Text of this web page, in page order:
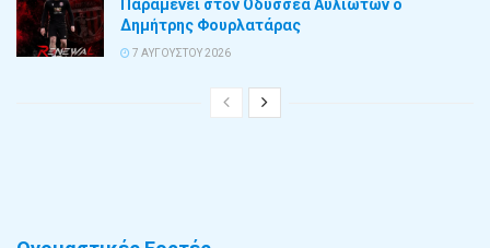
Παραμένει στον Οδυσσέα Αυλιωτών ο
Δημήτρης Φουρλατάρας
7 ΑΥΓΟΎΣΤΟΥ 2026